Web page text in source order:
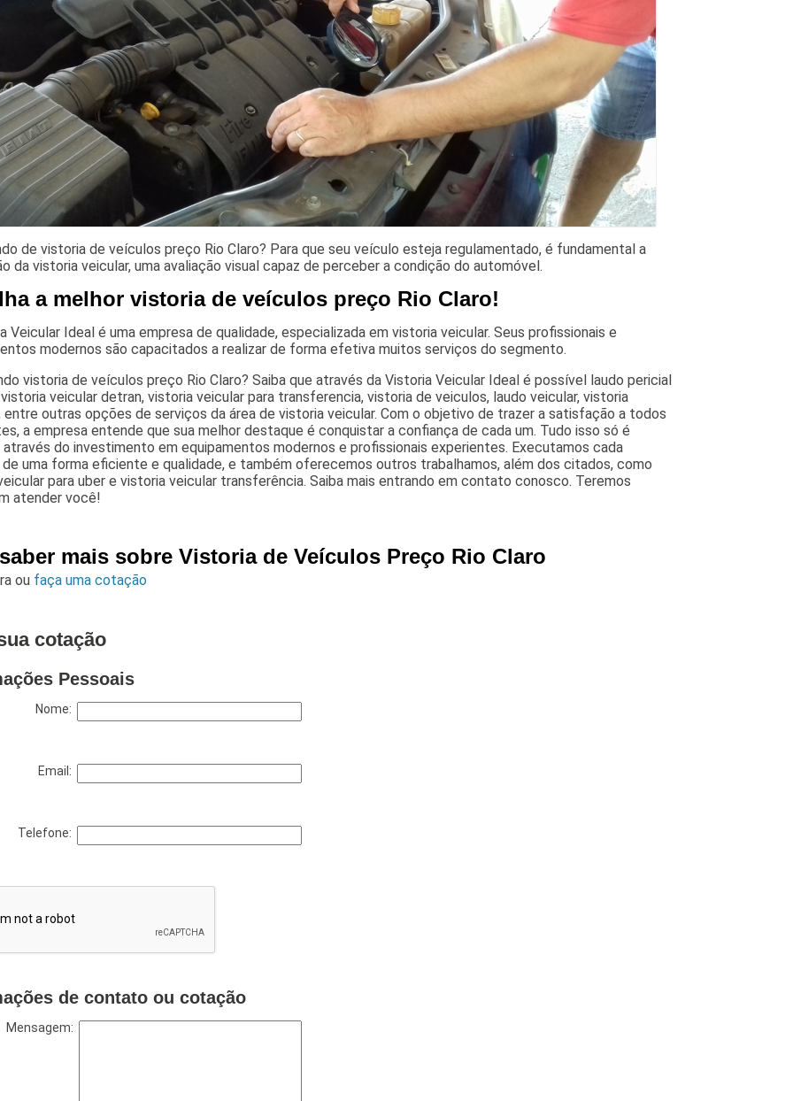
de vistoria de veículos preço Rio Claro? Para que seu veículo esteja regulamentado, é fundamental a
da vistoria veicular, uma avaliação visual capaz de perceber a condição do automóvel.
a melhor vistoria de veículos preço Rio Claro!
Veicular Ideal é uma empresa de qualidade, especializada em vistoria veicular. Seus profissionais e
modernos são capacitados a realizar de forma efetiva muitos serviços do segmento.
vistoria de veículos preço Rio Claro? Saiba que através da Vistoria Veicular Ideal é possível laudo pericial
veicular detran, vistoria veicular para transferencia, vistoria de veiculos, laudo veicular, vistoria
entre outras opções de serviços da área de vistoria veicular. Com o objetivo de trazer a satisfação a todos
a empresa entende que sua melhor destaque é conquistar a confiança de cada um. Tudo isso só é
do investimento em equipamentos modernos e profissionais experientes. Executamos cada
uma forma eficiente e qualidade, e também oferecemos outros trabalhamos, além dos citados, como
para uber e vistoria veicular transferência. Saiba mais entrando em contato conosco. Teremos
atender você!
mais sobre Vistoria de Veículos Preço Rio Claro
ou faça uma cotação
cotação
Pessoais
Nome:
Email:
Telefone:
de contato ou cotação
Mensagem: